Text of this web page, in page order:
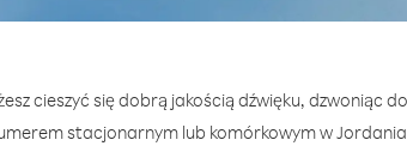
cieszyć się dobrą jakością dźwięku, dzwoniąc
stacjonarnym lub komórkowym w